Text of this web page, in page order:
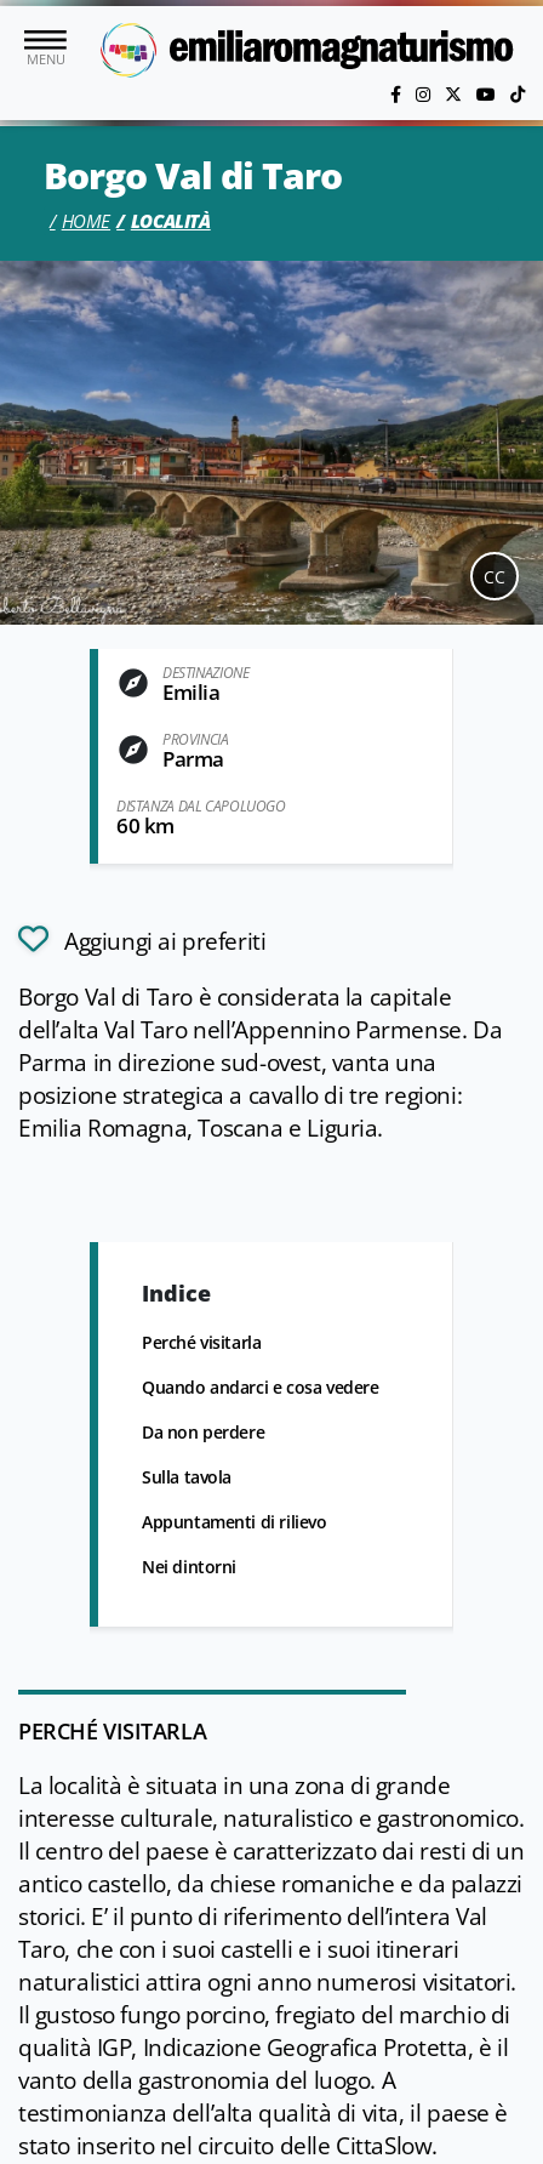
Vai al contenuto principale
MENU
Borgo Val di Taro
HOME LOCALITÀ
CC
DESTINAZIONE
Emilia
PROVINCIA
Parma
DISTANZA DAL CAPOLUOGO
60 km
Aggiungi ai preferiti
Borgo Val di Taro è considerata la capitale
dell’alta Val Taro nell’Appennino Parmense. Da
Parma in direzione sud-ovest, vanta una
posizione strategica a cavallo di tre regioni:
Emilia Romagna, Toscana e Liguria.
Indice
Perché visitarla
Quando andarci e cosa vedere
Da non perdere
Sulla tavola
Appuntamenti di rilievo
Nei dintorni
PERCHÉ VISITARLA
La località è situata in una zona di grande
interesse culturale, naturalistico e gastronomico.
Il centro del paese è caratterizzato dai resti di un
antico castello, da chiese romaniche e da palazzi
storici. E’ il punto di riferimento dell’intera Val
Taro, che con i suoi castelli e i suoi itinerari
naturalistici attira ogni anno numerosi visitatori.
Il gustoso fungo porcino, fregiato del marchio di
qualità IGP, Indicazione Geografica Protetta, è il
vanto della gastronomia del luogo. A
testimonianza dell’alta qualità di vita, il paese è
stato inserito nel circuito delle CittaSlow.